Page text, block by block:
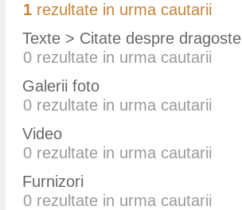
1 rezultate in urma cautarii
Texte > Citate despre dragoste
0 rezultate in urma cautarii
Galerii foto
0 rezultate in urma cautarii
Video
0 rezultate in urma cautarii
Furnizori
0 rezultate in urma cautarii